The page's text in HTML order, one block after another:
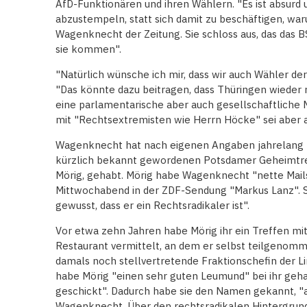
AfD-Funktionären und ihren Wählern. "Es ist absurd
abzustempeln, statt sich damit zu beschäftigen,
Wagenknecht der Zeitung. Sie schloss aus, das
sie kommen".
"Natürlich wünsche ich mir, dass wir auch Wähler
"Das könnte dazu beitragen, dass Thüringen
eine parlamentarische aber auch gesellschaftliche
mit "Rechtsextremisten wie Herrn Höcke" sei aber
Wagenknecht hat nach eigenen Angaben
kürzlich bekannt gewordenen Potsdamer
Mörig, gehabt. Mörig habe Wagenknecht "nette
Mittwochabend in der ZDF-Sendung "Markus
gewusst, dass er ein Rechtsradikaler ist".
Vor etwa zehn Jahren habe Mörig ihr ein Treffen
Restaurant vermittelt, an dem er selbst
damals noch stellvertretende Fraktionschefin der
habe Mörig "einen sehr guten Leumund" bei ihr
geschickt". Dadurch habe sie den Namen gekannt,